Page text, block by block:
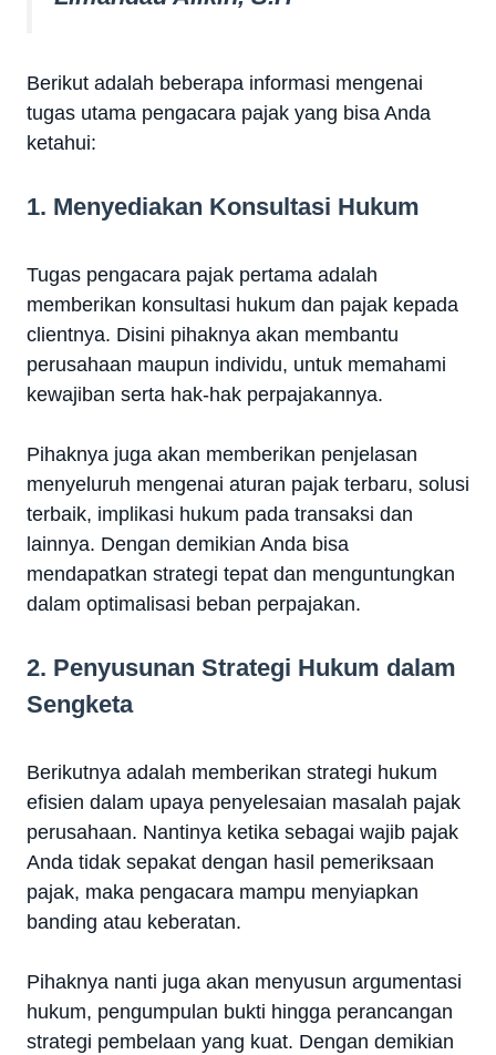
Berikut adalah beberapa informasi mengenai
tugas utama pengacara pajak yang bisa Anda
ketahui:
1. Menyediakan Konsultasi Hukum
Tugas pengacara pajak pertama adalah
memberikan konsultasi hukum dan pajak kepada
clientnya. Disini pihaknya akan membantu
perusahaan maupun individu, untuk memahami
kewajiban serta hak-hak perpajakannya.
Pihaknya juga akan memberikan penjelasan
menyeluruh mengenai aturan pajak terbaru, solusi
terbaik, implikasi hukum pada transaksi dan
lainnya. Dengan demikian Anda bisa
mendapatkan strategi tepat dan menguntungkan
dalam optimalisasi beban perpajakan.
2. Penyusunan Strategi Hukum dalam
Sengketa
Berikutnya adalah memberikan strategi hukum
efisien dalam upaya penyelesaian masalah pajak
perusahaan. Nantinya ketika sebagai wajib pajak
Anda tidak sepakat dengan hasil pemeriksaan
pajak, maka pengacara mampu menyiapkan
banding atau keberatan.
Pihaknya nanti juga akan menyusun argumentasi
hukum, pengumpulan bukti hingga perancangan
strategi pembelaan yang kuat. Dengan demikian